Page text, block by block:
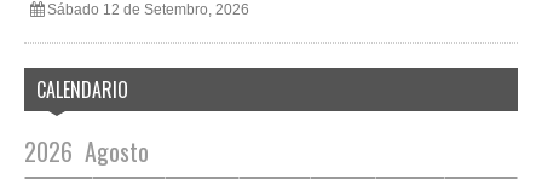
Sábado 12 de Setembro, 2026
CALENDARIO
2026 Agosto